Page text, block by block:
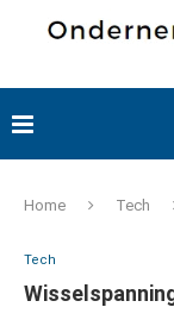
Home Tech
Tech